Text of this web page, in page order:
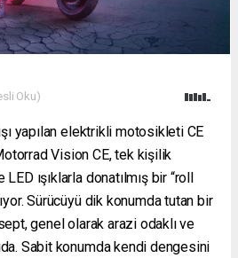
Oku)
yapılan elektrikli motosikleti CE
Vision CE, tek kişilik
ışıklarla donatılmış bir “roll
Sürücüyü dik konumda tutan bir
genel olarak arazi odaklı ve
Sabit konumda kendi dengesini